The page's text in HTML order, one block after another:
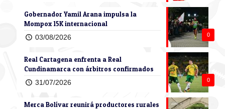
0
Gobernador Yamil Arana impulsa la
Mompox 15K internacional
03/08/2026
0
Real Cartagena enfrenta a Real
Cundinamarca con árbitros confirmados
31/07/2026
Merca Bolívar reunirá productores rurales